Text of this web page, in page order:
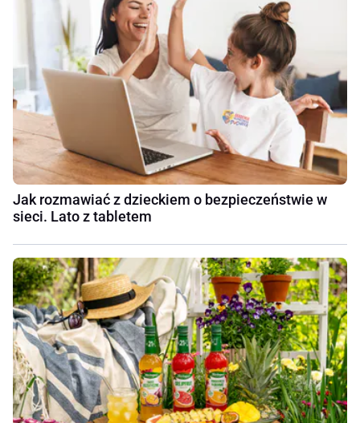
Jak rozmawiać z dzieckiem o bezpieczeństwie w
sieci. Lato z tabletem